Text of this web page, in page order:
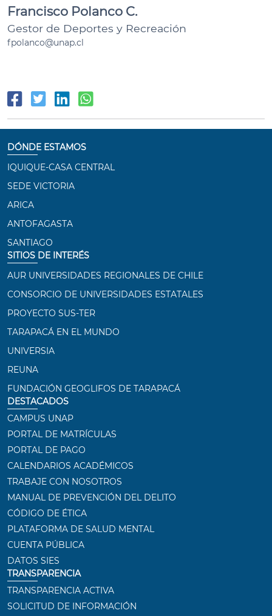
Francisco Polanco C.
Gestor de Deportes y Recreación
fpolanco@unap.cl
DÓNDE ESTAMOS
IQUIQUE-CASA CENTRAL
SEDE VICTORIA
ARICA
ANTOFAGASTA
SANTIAGO
SITIOS DE INTERÉS
AUR UNIVERSIDADES REGIONALES DE CHILE
CONSORCIO DE UNIVERSIDADES ESTATALES
PROYECTO SUS-TER
TARAPACÁ EN EL MUNDO
UNIVERSIA
REUNA
FUNDACIÓN GEOGLIFOS DE TARAPACÁ
DESTACADOS
CAMPUS UNAP
PORTAL DE MATRÍCULAS
PORTAL DE PAGO
CALENDARIOS ACADÉMICOS
TRABAJE CON NOSOTROS
MANUAL DE PREVENCIÓN DEL DELITO
CÓDIGO DE ÉTICA
PLATAFORMA DE SALUD MENTAL
CUENTA PÚBLICA
DATOS SIES
TRANSPARENCIA
TRANSPARENCIA ACTIVA
SOLICITUD DE INFORMACIÓN